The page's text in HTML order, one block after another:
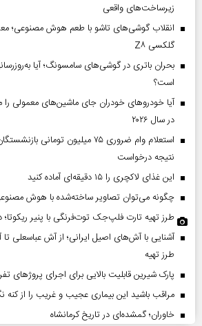
زیرساخت‌های واقعی
انقلاب گوشی‌های تاشو‌ با طعم هوش مصنوعی؛
گلکسی Z۸
است؟
آیا خودروهای خودران جای ماشین‌های معمولی
در سال ۲۰۲۶
استعلام وام ضروری ۷۵ میلیون
نتیجه درخواست
این غذای لاکچری را ۱۵ دقیقه‌ای آماده کنید
چگونه می‌توان تصاویر ساخته‌شده با هوش
طرز تهیه تارت فلپ‌جک توت‌فرنگی با پنیر
آشنایی با آش‌های اصیل ایرانی؛ از آش عباسعلی
طرز تهیه
پارک شیرین قابلیت‌ بالایی برای اجرای پروژهای
مراقب باشید این بیماری عجیب و غریب را از کنه
خاوران؛ گمشده‌ای در تاریخ کرمانشاه